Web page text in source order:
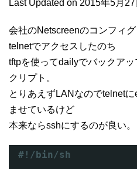
Last Updated on 2015年5月
会社のNetscreenのコンフィ
telnetでアクセスしたのち
tftpを使ってdailyでバックア
クリプト。
とりあえずLANなのでtelnet
ませているけど
本来ならsshにするのが良い。
#!/bin/sh